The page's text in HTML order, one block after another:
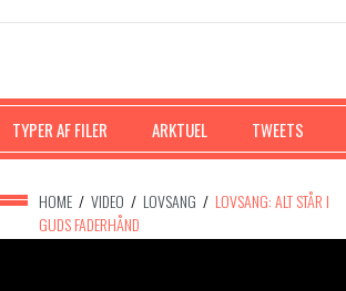
TYPER AF FILER ARKTUEL TWEETS
HOME / VIDEO / LOVSANG / LOVSANG: ALT STÅR I
GUDS FADERHÅND